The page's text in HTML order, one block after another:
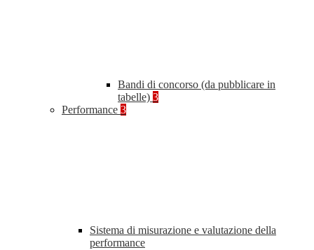
Bandi di concorso (da pubblicare in
tabelle) 3
Performance 3
Sistema di misurazione e valutazione della
performance